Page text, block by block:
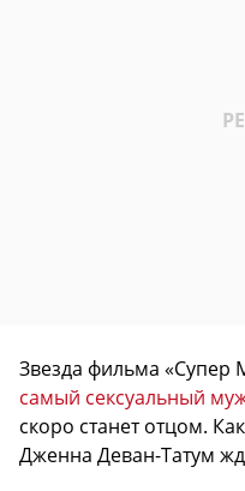
Звезда фильма «Супер
самый сексуальный
скоро станет отцом.
Дженна Деван-Татум